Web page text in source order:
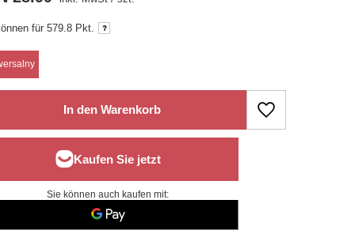
für579.8 Pkt.
In den Warenkorb
Sie können auch kaufen mit: